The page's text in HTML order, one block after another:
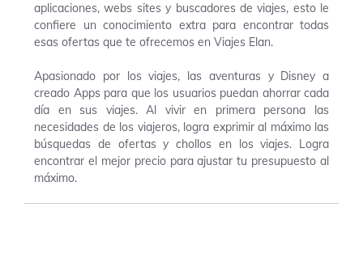
aplicaciones, webs sites y buscadores de viajes, esto le
confiere un conocimiento extra para encontrar todas
esas ofertas que te ofrecemos en Viajes Elan.
Apasionado por los viajes, las aventuras y Disney a
creado Apps para que los usuarios puedan ahorrar cada
día en sus viajes. Al vivir en primera persona las
necesidades de los viajeros, logra exprimir al máximo las
búsquedas de ofertas y chollos en los viajes. Logra
encontrar el mejor precio para ajustar tu presupuesto al
máximo.